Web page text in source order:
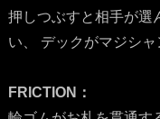
押しつぶすと相手が選
い、 デックがマジシャ
FRICTION：